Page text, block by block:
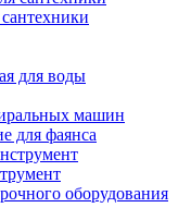
для воды
машин
для фаянса
оборудования